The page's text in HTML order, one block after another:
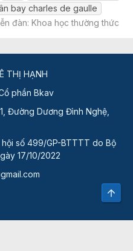
bay charles de gaulle
đàn: Khoa học thường thức
THỊ HẠNH
phần Bkav
Đường Dương Đình Nghệ,
số 499/GP-BTTTT do Bộ
17/10/2022